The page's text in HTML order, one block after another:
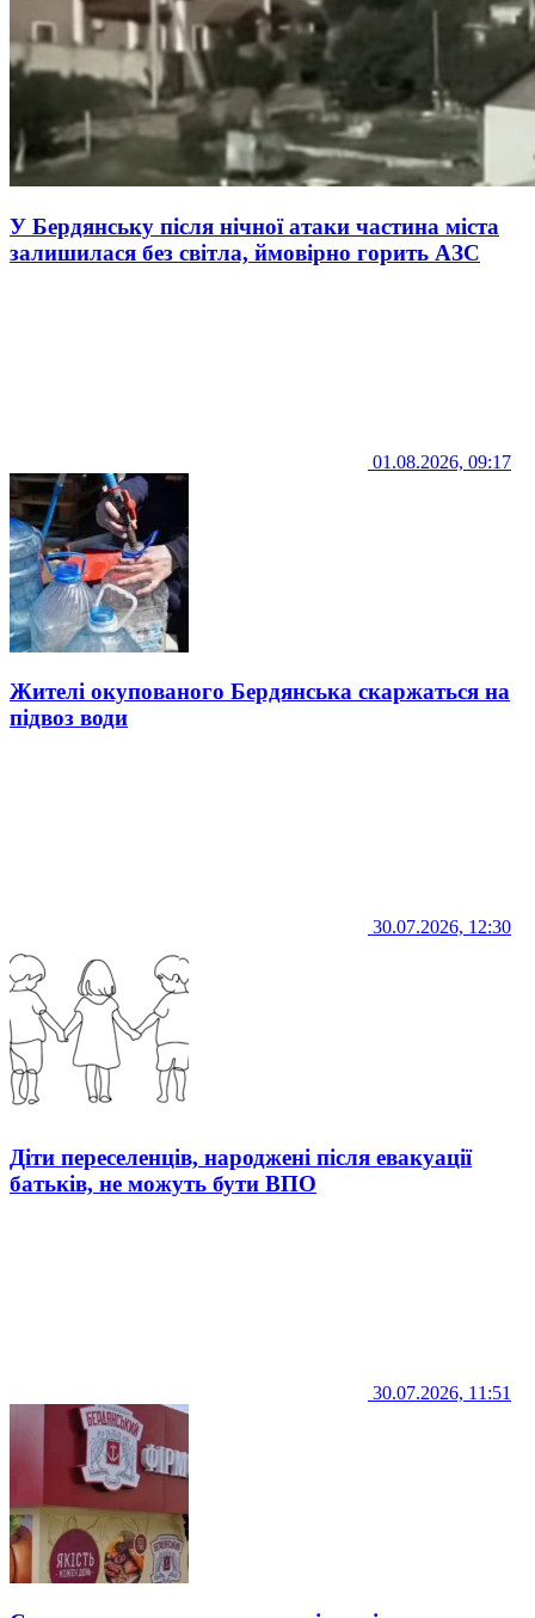
У Бердянську після нічної атаки частина міста
залишилася без світла, ймовірно горить АЗС
01.08.2026, 09:17
Жителі окупованого Бердянська скаржаться на
підвоз води
30.07.2026, 12:30
Діти переселенців, народжені після евакуації
батьків, не можуть бути ВПО
30.07.2026, 11:51